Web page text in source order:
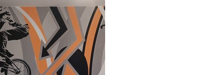
Vinilo Premium
1990.00 1194 .00 $U /m²